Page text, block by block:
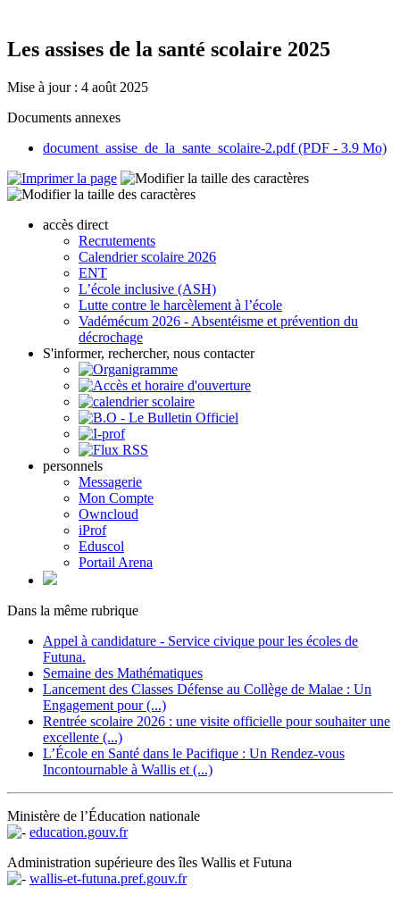
Les assises de la santé scolaire 2025
Mise à jour : 4 août 2025
Documents annexes
document_assise_de_la_sante_scolaire-2.pdf (PDF - 3.9 Mo)
accès direct
Recrutements
Calendrier scolaire 2026
ENT
L’école inclusive (ASH)
Lutte contre le harcèlement à l’école
Vadémécum 2026 - Absentéisme et prévention du
décrochage
S'informer, rechercher, nous contacter
personnels
Messagerie
Mon Compte
Owncloud
iProf
Eduscol
Portail Arena
Dans la même rubrique
Appel à candidature - Service civique pour les écoles de
Futuna.
Semaine des Mathématiques
Lancement des Classes Défense au Collège de Malae : Un
Engagement pour (...)
Rentrée scolaire 2026 : une visite officielle pour souhaiter une
excellente (...)
L’École en Santé dans le Pacifique : Un Rendez-vous
Incontournable à Wallis et (...)
Ministère de l’Éducation nationale
education.gouv.fr
Administration supérieure des îles Wallis et Futuna
wallis-et-futuna.pref.gouv.fr